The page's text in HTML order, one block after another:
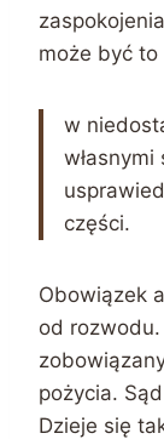
może być
w
własnymi
części.
Obowiązek
od
pożycia.
Dzieje się